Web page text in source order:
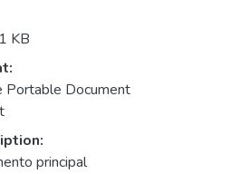
KB
Portable Document
principal